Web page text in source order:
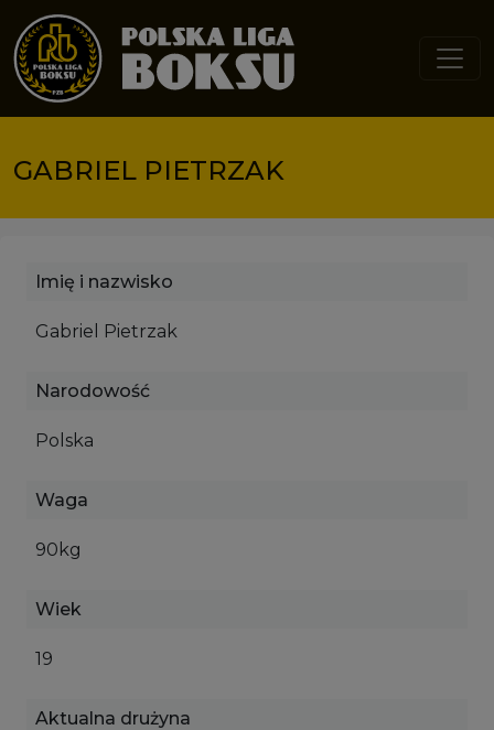
Przejdź do treści
GABRIEL PIETRZAK
Imię i nazwisko
Gabriel Pietrzak
Narodowość
Polska
Waga
90kg
Wiek
19
Aktualna drużyna